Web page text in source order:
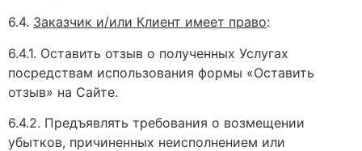
6.4. Заказчик и/или Клиент имеет право:
6.4.1. Оставить отзыв о полученных Услугах
посредствам использования формы «Оставить
отзыв» на Сайте.
6.4.2. Предъявлять требования о возмещении
убытков, причиненных неисполнением или